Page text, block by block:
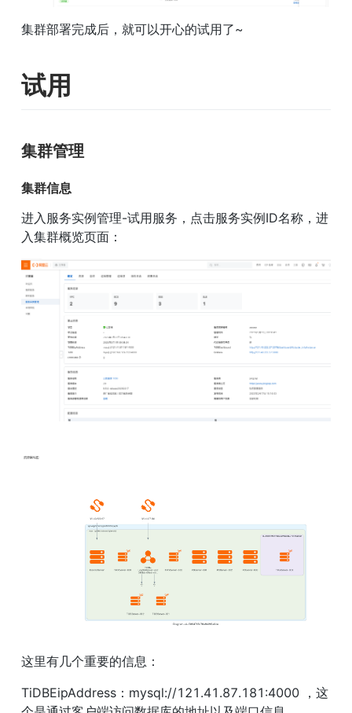
集群部署完成后，就可以开心的试用了~
试用
集群管理
集群信息
进入服务实例管理-试用服务，点击服务实例ID名称，进
入集群概览页面：
这里有几个重要的信息：
TiDBEipAddress：mysql://121.41.87.181:4000 ，这